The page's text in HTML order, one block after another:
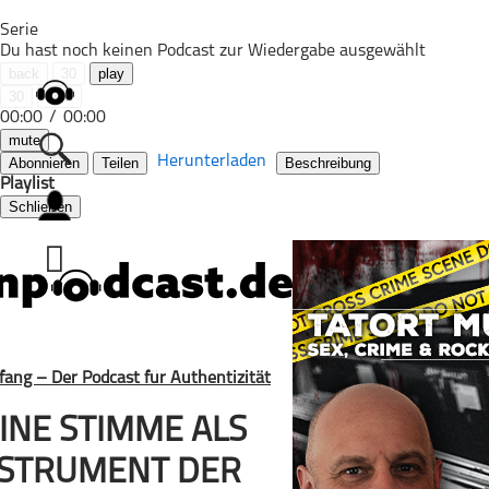
Serie
Du hast noch keinen Podcast zur Wiedergabe ausgewählt
back 30
play
30
next
00:00 / 00:00
mute
Abonnieren
Teilen Herunterladen Beschreibung
Playlist
Schließen
Bildung
Essen & Trinken
Familie & Elternschaft
Fiktion
Freizeit
STIMME ALS
DER